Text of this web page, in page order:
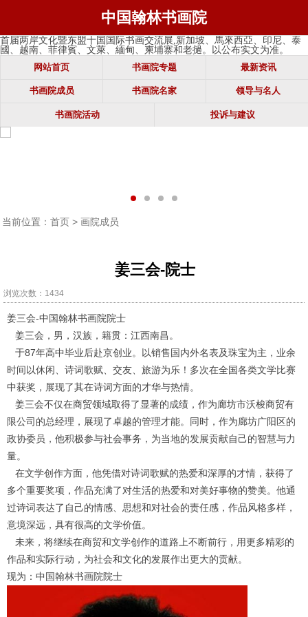
中国翰林书画院
首届两岸文化暨东盟十国国际书画交流展,新加坡、馬來西亞、印尼、泰
國、越南、菲律賓、文萊、緬甸、柬埔寨和老撾。以公布实文为准。
网站首页 书画院专题 最新资讯
书画院成员 书画院名家 领导与名人
书画院活动 投诉与建议
当前位置： 首页> 画院成员
姜三会-院士
浏览次数：1434
姜三会-中国翰林书画院院士
姜三会，男，汉族，籍贯：江西南昌。
于87年高中毕业后赴京创业。以销售国内外名表及珠宝为主，业余
时间以休闲、诗词歌赋、交友、旅游为乐！多次在全国各类文学比赛
中获奖，展现了其在诗词方面的才华与热情。
姜三会不仅在商贸领域取得了显著的成绩，作为廊坊市沃梭商贸有
限公司的总经理，展现了卓越的管理才能。同时，作为廊坊广阳区的
政协委员，他积极参与社会事务，为当地的发展贡献自己的智慧与力
量。
在文学创作方面，他凭借对诗词歌赋的热爱和深厚的才情，获得了
多个重要奖项，作品充满了对生活的热爱和对美好事物的赞美。他通
过诗词表达了自己的情感、思想和对社会的责任感，作品风格多样，
意境深远，具有很高的文学价值。
未来，将继续在商贸和文学创作的道路上不断前行，用更多精彩的
作品和实际行动，为社会和文化的发展作出更大的贡献。
现为：中国翰林书画院院士